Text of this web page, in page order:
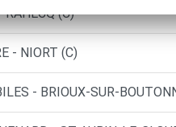
(C)
- NIORT (C)
- BRIOUX-SUR-